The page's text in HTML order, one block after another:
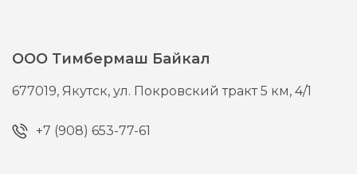
ООО Тимбермаш Байкал
677019, Якутск,ул. Покровский тракт 5 км, 4/1
+7 (908) 653-77-61